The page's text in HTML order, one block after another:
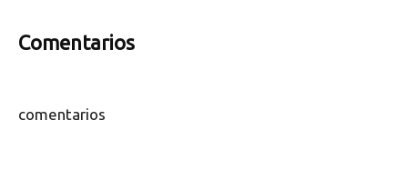
Comentarios
comentarios